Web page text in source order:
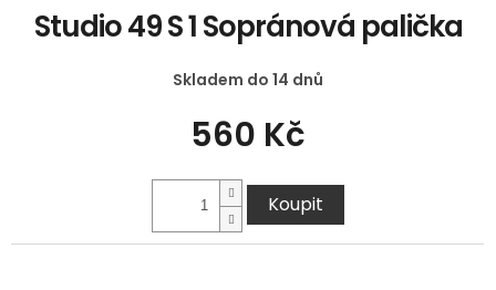
Studio 49 S 1 Sopránová palička
Skladem do 14 dnů
560 Kč
Koupit